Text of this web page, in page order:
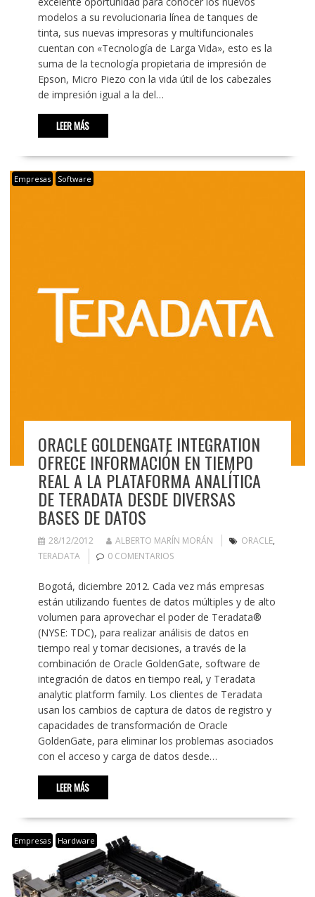
modelos a su revolucionaria línea de tanques de
tinta, sus nuevas impresoras y multifuncionales
cuentan con «Tecnología de Larga Vida», esto es la
suma de la tecnología propietaria de impresión de
Epson, Micro Piezo con la vida útil de los cabezales
de impresión igual a la del…
LEER MÁS
Empresas Software
ORACLE GOLDENGATE INTEGRATION
OFRECE INFORMACIÓN EN TIEMPO
REAL A LA PLATAFORMA ANALÍTICA
DE TERADATA DESDE DIVERSAS
BASES DE DATOS
28/12/2012 ALBERTO MARÍN MORÁN ORACLE,
TERADATA
0 COMENTARIOS
Bogotá, diciembre 2012. Cada vez más empresas
están utilizando fuentes de datos múltiples y de alto
volumen para aprovechar el poder de Teradata®
(NYSE: TDC), para realizar análisis de datos en
tiempo real y tomar decisiones, a través de la
combinación de Oracle GoldenGate, software de
integración de datos en tiempo real, y Teradata
analytic platform family. Los clientes de Teradata
usan los cambios de captura de datos de registro y
capacidades de transformación de Oracle
GoldenGate, para eliminar los problemas asociados
con el acceso y carga de datos desde…
LEER MÁS
Empresas Hardware